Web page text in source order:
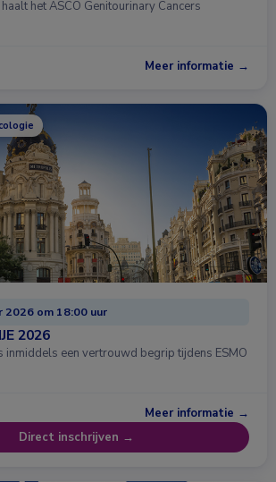
het ASCO Genitourinary Cancers
Meer informatie →
om 18:00 uur
2026
inmiddels een vertrouwd begrip tijdens ESMO
Meer informatie →
Direct inschrijven →